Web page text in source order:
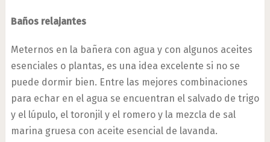
Baños relajantes
Meternos en la bañera con agua y con algunos aceites
esenciales o plantas, es una idea excelente si no se
puede dormir bien. Entre las mejores combinaciones
para echar en el agua se encuentran el salvado de trigo
y el lúpulo, el toronjil y el romero y la mezcla de sal
marina gruesa con aceite esencial de lavanda.